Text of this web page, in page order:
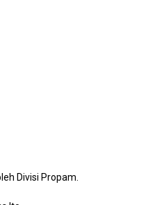
Divisi Propam.